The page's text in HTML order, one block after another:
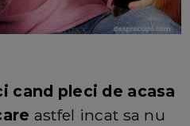
cand pleci de acasa
astfel incat sa nu